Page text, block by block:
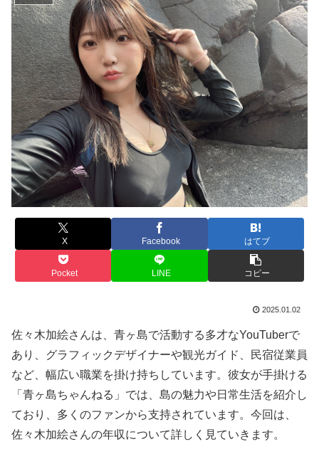
X Facebook はてブ
Pocket LINE コピー
2025.01.02
佐々木加絵さんは、青ヶ島で活動する多才なYouTuberで
あり、グラフィックデザイナーや観光ガイド、民宿従業員
など、幅広い職業を掛け持ちしています。彼女が手掛ける
「青ヶ島ちゃんねる」では、島の魅力や日常生活を紹介し
ており、多くのファンから支持されています。今回は、
佐々木加絵さんの年収について詳しく見ていきます。